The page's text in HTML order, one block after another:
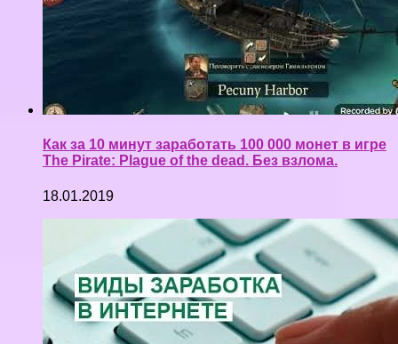
Как за 10 минут заработать 100 000 монет в игре
The Pirate: Plague of the dead. Без взлома.
18.01.2019